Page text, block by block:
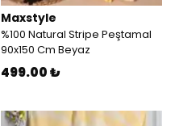
Maxstyle
%100 Natural Stripe Peştamal
90x150 Cm Beyaz
499.00 ₺